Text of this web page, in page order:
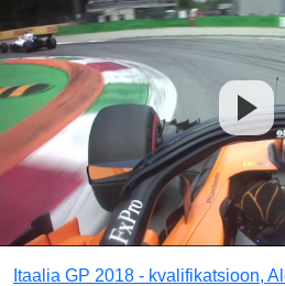
Itaalia GP 2018 - kvalifikatsioon,